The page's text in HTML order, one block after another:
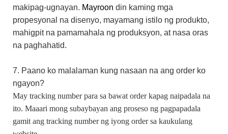
makipag-ugnayan. Mayroon din kaming mga
propesyonal na disenyo, mayamang istilo ng produkto,
mahigpit na pamamahala ng produksyon, at nasa oras
na paghahatid.
7. Paano ko malalaman kung nasaan na ang order ko
ngayon?
May tracking number para sa bawat order kapag naipadala na
ito. Maaari mong subaybayan ang proseso ng pagpapadala
gamit ang tracking number ng iyong order sa kaukulang